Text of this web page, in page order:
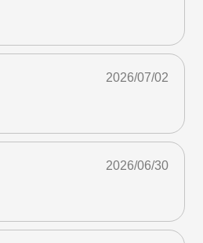
2026/07/02
2026/06/30